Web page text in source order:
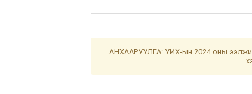
АНХААРУУЛГА: УИХ-ын 2024 оны ээлжит